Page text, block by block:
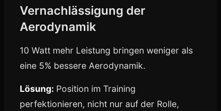
Vernachlässigung der
Aerodynamik
10 Watt mehr Leistung bringen weniger als
eine 5% bessere Aerodynamik.
Lösung: Position im Training
perfektionieren, nicht nur auf der Rolle,